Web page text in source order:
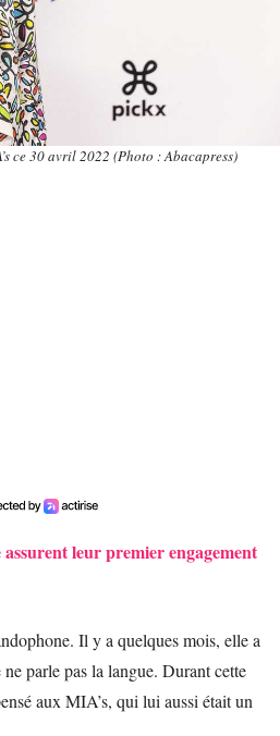
ce 30 avril 2022 (Photo : Abacapress)
leur premier engagement
Il y a quelques mois, elle a
ne parle pas la langue. Durant cette
aux MIA’s, qui lui aussi était un